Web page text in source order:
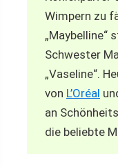
Wimpern zu
„Maybelline“
Schwester
„Vaseline“.
von L’Oréal
an
die beliebte